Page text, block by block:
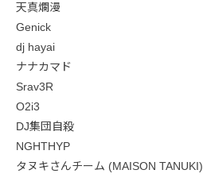
天真爛漫
Genick
dj hayai
ナナカマド
Srav3R
O2i3
DJ集団自殺
NGHTHYP
タヌキさんチーム (MAISON TANUKI)